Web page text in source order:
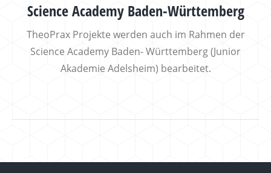
Science Academy Baden-Württemberg
TheoPrax Projekte werden auch im Rahmen der
Science Academy Baden- Württemberg (Junior
Akademie Adelsheim) bearbeitet.